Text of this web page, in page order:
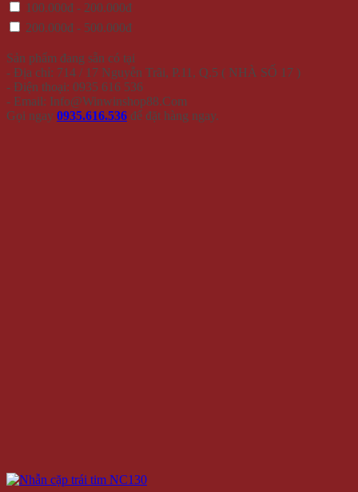
100.000đ - 200.000đ
200.000đ - 500.000đ
Sản phẩm đang sẵn có tại
- Địa chỉ: 714 / 17 Nguyễn Trãi, P.11, Q.5 ( NHÀ SỐ 17 )
- Điện thoại: 0935 616 536
- Email: Info@Winwinshop88.Com
Gọi ngay 0935.616.536 để đặt hàng ngay.